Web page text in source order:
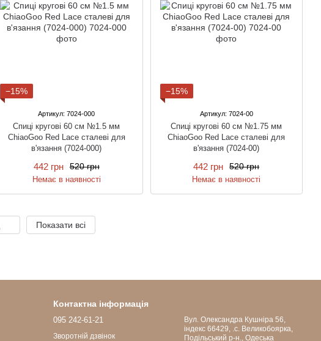
−15%
Артикул: 7024-000
Спиці кругові 60 см №1.5 мм
ChiaoGoo Red Lace сталеві для
в'язання (7024-000)
520 грн
442 грн
Немає в наявності
−15%
Артикул: 7024-00
Спиці кругові 60 см №1.75 мм
ChiaoGoo Red Lace сталеві для
в'язання (7024-00)
520 грн
442 грн
Немає в наявності
Показати всі
Контактна інформація
095 242-61-21
Зворотній дзвінок
Вул. Олександра Кушніра 56,
індекс 66429, .с. Великобоярка,
Подільський р-н., Одеська